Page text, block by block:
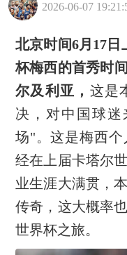
2026-06-07
北京时间6月17日
杯梅西的首秀‌时
尔及利亚， 这是
决，对中国球
场"。这是梅西
经在上届卡塔尔
业生涯大满贯，
传奇，这大概率
世界杯之旅。